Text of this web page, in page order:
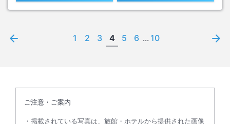
1 2 3 4 5 6 ... 10
ご注意・ご案内
掲載されている写真は、旅館・ホテルから提供された画像